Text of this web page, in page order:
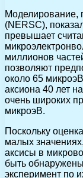
Моделирование,
(NERSC),
превышает
миллионов
позволяют
около 65
аксиона 40 лет
очень широких
микроэВ.
Поскольку
малых
аксисы в
быть
эксперимент по